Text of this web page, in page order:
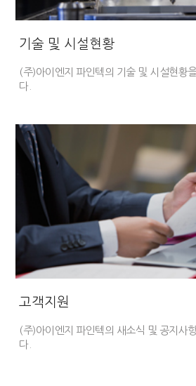
기술 및 시설현황
(주)아이엔지 파인텍의 기술 및 시설현황
다.
고객지원
(주)아이엔지 파인텍의 새소식 및 공지사
다.